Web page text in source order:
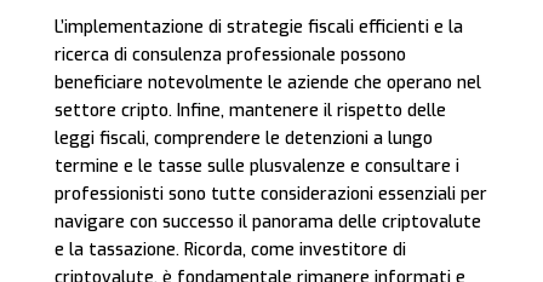
L’implementazione di strategie fiscali efficienti e la
ricerca di consulenza professionale possono
beneficiare notevolmente le aziende che operano nel
settore cripto. Infine, mantenere il rispetto delle
leggi fiscali, comprendere le detenzioni a lungo
termine e le tasse sulle plusvalenze e consultare i
professionisti sono tutte considerazioni essenziali per
navigare con successo il panorama delle criptovalute
e la tassazione. Ricorda, come investitore di